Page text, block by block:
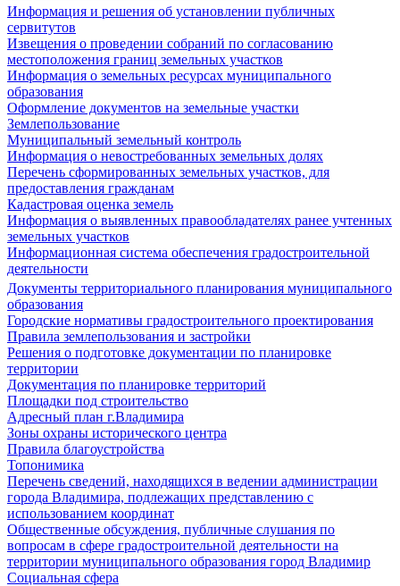
Информация и решения об установлении публичных
сервитутов
Извещения о проведении собраний по согласованию
местоположения границ земельных участков
Информация о земельных ресурсах муниципального
образования
Оформление документов на земельные участки
Землепользование
Муниципальный земельный контроль
Информация о невостребованных земельных долях
Перечень сформированных земельных участков, для
предоставления гражданам
Кадастровая оценка земель
Информация о выявленных правообладателях ранее учтенных
земельных участков
Информационная система обеспечения градостроительной
деятельности
Документы территориального планирования муниципального
образования
Городские нормативы градостроительного проектирования
Правила землепользования и застройки
Решения о подготовке документации по планировке
территории
Документация по планировке территорий
Площадки под строительство
Адресный план г.Владимира
Зоны охраны исторического центра
Правила благоустройства
Топонимика
Перечень сведений, находящихся в ведении администрации
города Владимира, подлежащих представлению с
использованием координат
Общественные обсуждения, публичные слушания по
вопросам в сфере градостроительной деятельности на
территории муниципального образования город Владимир
Социальная сфера